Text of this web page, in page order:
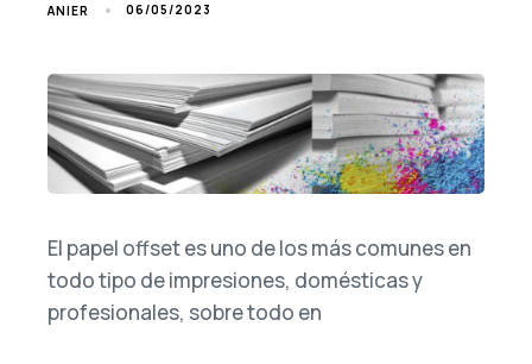
ANIER 06/05/2023
El papel offset es uno de los más comunes en
todo tipo de impresiones, domésticas y
profesionales, sobre todo en